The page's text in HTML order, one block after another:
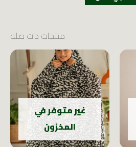
منتجات ذات صلة
غير متوفر في
المخزون